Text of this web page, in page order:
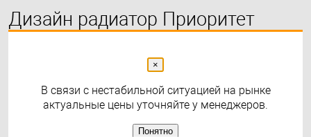
Дизайн радиатор Приоритет
×
В связи с нестабильной ситуацией на рынке
актуальные цены уточняйте у менеджеров.
Понятно